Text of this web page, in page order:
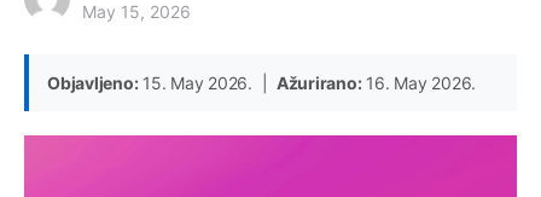
May 15, 2026
Objavljeno:15. May 2026. | Ažurirano:16. May 2026.